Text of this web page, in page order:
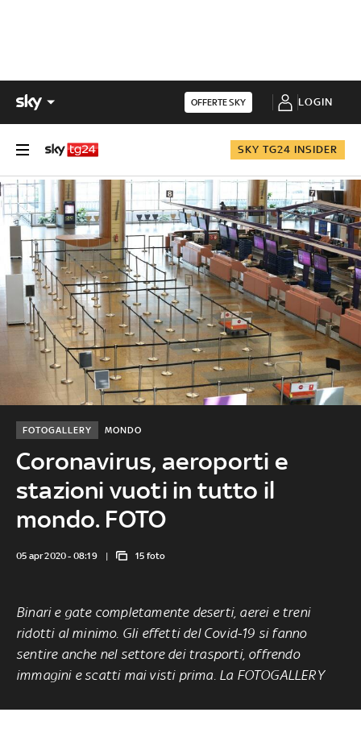
OFFERTE SKY LOGIN
SKY TG24 INSIDER
Coronavirus, aeroporti e
stazioni vuoti in tutto il
mondo. FOTO
MONDO
FOTOGALLERY
05 apr 2020 - 08:19 15 foto
Binari e gate completamente deserti, aerei e treni
ridotti al minimo. Gli effetti del Covid-19 si fanno
sentire anche nel settore dei trasporti, offrendo
immagini e scatti mai visti prima. La FOTOGALLERY